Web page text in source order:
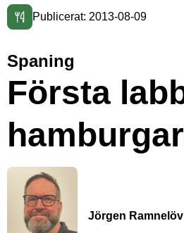
Publicerat: 2013-08-09
Spaning
Första
Jörgen Ramnelöv